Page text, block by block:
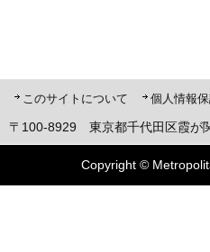
このサイトについて 個人情報
〒100-8929 東京都千代田区霞が
Copyright ©